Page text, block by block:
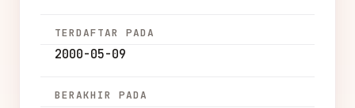
TERDAFTAR PADA
2000-05-09
BERAKHIR PADA